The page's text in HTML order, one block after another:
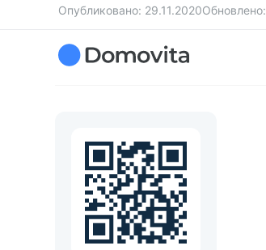
Опубликовано: 29.11.2020Обновлено: